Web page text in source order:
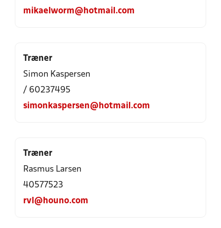
mikaelworm@hotmail.com
Træner
Simon Kaspersen
/ 60237495
simonkaspersen@hotmail.com
Træner
Rasmus Larsen
40577523
rvl@houno.com